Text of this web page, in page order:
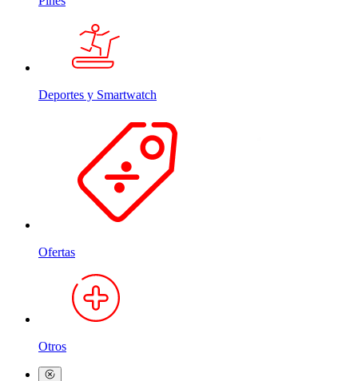
Deportes y Smartwatch
Ofertas
Otros